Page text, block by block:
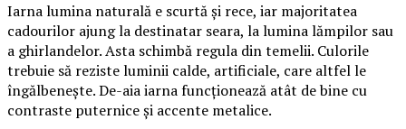
Iarna lumina naturală e scurtă și rece, iar majoritatea
cadourilor ajung la destinatar seara, la lumina lămpilor sau
a ghirlandelor. Asta schimbă regula din temelii. Culorile
trebuie să reziste luminii calde, artificiale, care altfel le
îngălbenește. De-aia iarna funcționează atât de bine cu
contraste puternice și accente metalice.